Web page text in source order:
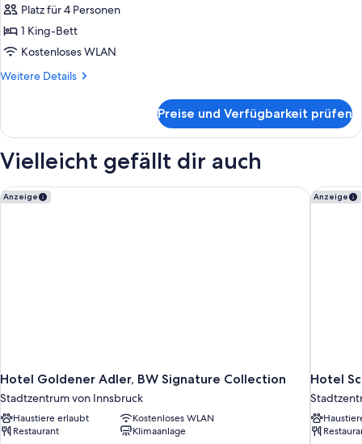
Platz für 4 Personen
1 King-Bett
Kostenloses WLAN
Weitere Details
Weitere
Preise und Verfügbarkeit prüfen
Vielleicht gefällt dir auch
Anzeige
Hotel Goldener Adler, BW Signature Collection
Stadtzentrum von Innsbruck
Haustiere erlaubt
Kostenloses WLAN
Restaurant
Klimaanlage
Hotel Goldener Adler, BW Signature Collection Anzeige
Hotel
Hotel